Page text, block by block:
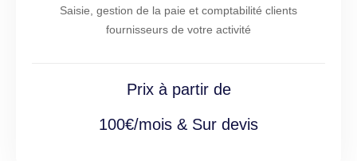
Saisie, gestion de la paie et comptabilité clients
fournisseurs de votre activité
Prix à partir de
100€/mois & Sur devis